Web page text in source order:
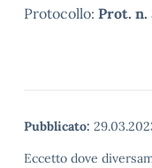
Protocollo: Prot. n.
Pubblicato:
Eccetto dove